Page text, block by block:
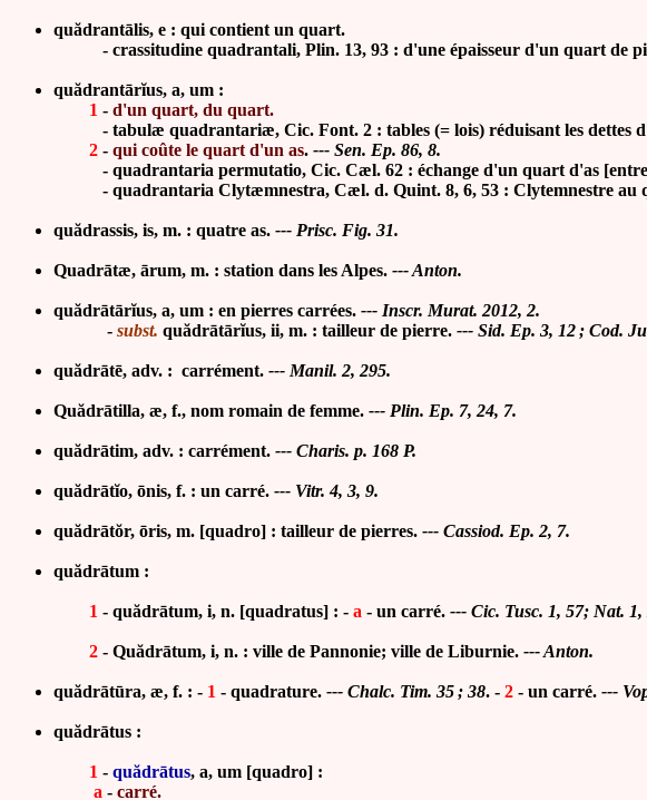
quădrantālis, e : qui contient un quart.
- crassitudine quadrantali, Plin. 13, 93 : d'une épaisseur d'un quart de
quădrantārĭus, a, um :
1 - d'un quart, du quart.
- tabulæ quadrantariæ, Cic. Font. 2 : tables (= lois) réduisant les dettes
2 - qui coûte le quart d'un as. --- Sen. Ep. 86, 8.
- quadrantaria permutatio, Cic. Cæl. 62 : échange d'un quart d'as
- quadrantaria Clytæmnestra, Cæl. d. Quint. 8, 6, 53 : Clytemnestre au
quădrassis, is, m. : quatre as. --- Prisc. Fig. 31.
Quadrātæ, ārum, m. : station dans les Alpes. --- Anton.
quădrātārĭus, a, um : en pierres carrées. --- Inscr. Murat. 2012, 2.
- subst. quădrātārĭus, ii, m. : tailleur de pierre. --- Sid. Ep. 3, 12 ; Cod.
quădrātē, adv. : carrément. --- Manil. 2, 295.
Quădrātilla, æ, f., nom romain de femme. --- Plin. Ep. 7, 24, 7.
quădrātim, adv. : carrément. --- Charis. p. 168 P.
quădrātĭo, ōnis, f. : un carré. --- Vitr. 4, 3, 9.
quădrātŏr, ōris, m. [quadro] : tailleur de pierres. --- Cassiod. Ep. 2, 7.
quădrātum :
1 - quădrātum, i, n. [quadratus] : - a - un carré. --- Cic. Tusc. 1, 57; Nat.
2 - Quădrātum, i, n. : ville de Pannonie; ville de Liburnie. --- Anton.
quădrātūra, æ, f. : - 1 - quadrature. --- Chalc. Tim. 35 ; 38. - 2 - un carré. ---
quădrātus :
1 - quădrātus, a, um [quadro] :
a - carré.